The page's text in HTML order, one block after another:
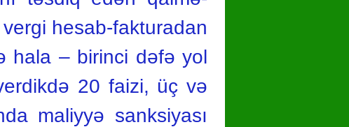
hesab-fakturadan
hala – birinci dəfə yol
20 faizi, üç və
maliyyə sanksiyası